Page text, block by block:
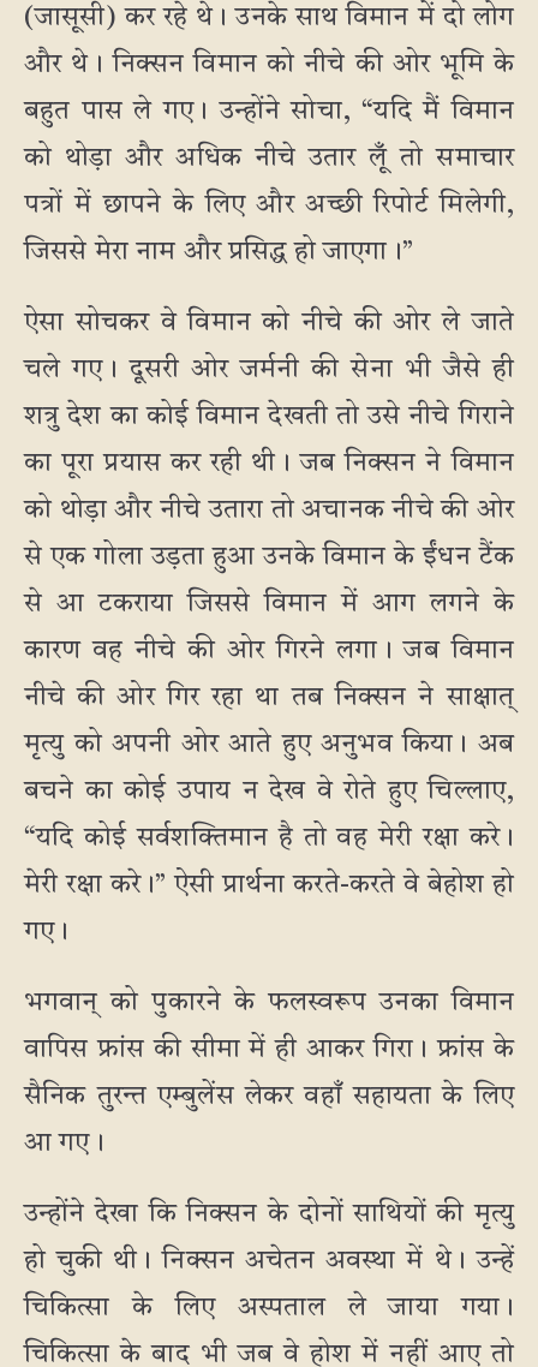
(जासूसी) कर रहे थे। उनके साथ विमान में दो लोग
और थे। निक्सन विमान को नीचे की ओर भूमि के
बहुत पास ले गए। उन्होंने सोचा, “यदि मैं विमान
को थोड़ा और अधिक नीचे उतार लूँ तो समाचार
पत्रों में छापने के लिए और अच्छी रिपोर्ट मिलेगी,
जिससे मेरा नाम और प्रसिद्ध हो जाएगा।”
ऐसा सोचकर वे विमान को नीचे की ओर ले जाते
चले गए। दूसरी ओर जर्मनी की सेना भी जैसे ही
शत्रु देश का कोई विमान देखती तो उसे नीचे गिराने
का पूरा प्रयास कर रही थी। जब निक्सन ने विमान
को थोड़ा और नीचे उतारा तो अचानक नीचे की ओर
से एक गोला उड़ता हुआ उनके विमान के ईंधन टैंक
से आ टकराया जिससे विमान में आग लगने के
कारण वह नीचे की ओर गिरने लगा। जब विमान
नीचे की ओर गिर रहा था तब निक्सन ने साक्षात्
मृत्यु को अपनी ओर आते हुए अनुभव किया। अब
बचने का कोई उपाय न देख वे रोते हुए चिल्लाए,
“यदि कोई सर्वशक्तिमान है तो वह मेरी रक्षा करे।
मेरी रक्षा करे।” ऐसी प्रार्थना करते-करते वे बेहोश हो
गए।
भगवान् को पुकारने के फलस्वरूप उनका विमान
वापिस फ्रांस की सीमा में ही आकर गिरा। फ्रांस के
सैनिक तुरन्त एम्बुलेंस लेकर वहाँ सहायता के लिए
आ गए।
उन्होंने देखा कि निक्सन के दोनों साथियों की मृत्यु
हो चुकी थी। निक्सन अचेतन अवस्था में थे। उन्हें
चिकित्सा के लिए अस्पताल ले जाया गया।
चिकित्सा के बाद भी जब वे होश में नहीं आए तो